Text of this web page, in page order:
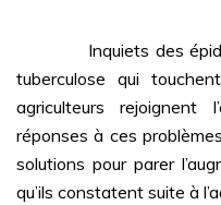
Inquiets des
tuberculose qui
agriculteurs rejoignent
réponses à ces
solutions pour parer
qu’ils constatent suite à